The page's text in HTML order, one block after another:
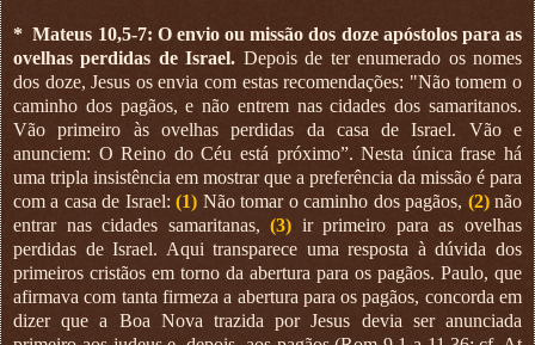
* Mateus 10,5-7: O envio ou missão dos doze apóstolos para as
ovelhas perdidas de Israel. Depois de ter enumerado os nomes
dos doze, Jesus os envia com estas recomendações: "Não tomem o
caminho dos pagãos, e não entrem nas cidades dos samaritanos.
Vão primeiro às ovelhas perdidas da casa de Israel. Vão e
anunciem: O Reino do Céu está próximo”. Nesta única frase há
uma tripla insistência em mostrar que a preferência da missão é para
com a casa de Israel:(1) Não tomar o caminho dos pagãos, (2) não
entrar nas cidades samaritanas,(3) ir primeiro para as ovelhas
perdidas de Israel. Aqui transparece uma resposta à dúvida dos
primeiros cristãos em torno da abertura para os pagãos. Paulo, que
afirmava com tanta firmeza a abertura para os pagãos, concorda em
dizer que a Boa Nova trazida por Jesus devia ser anunciada